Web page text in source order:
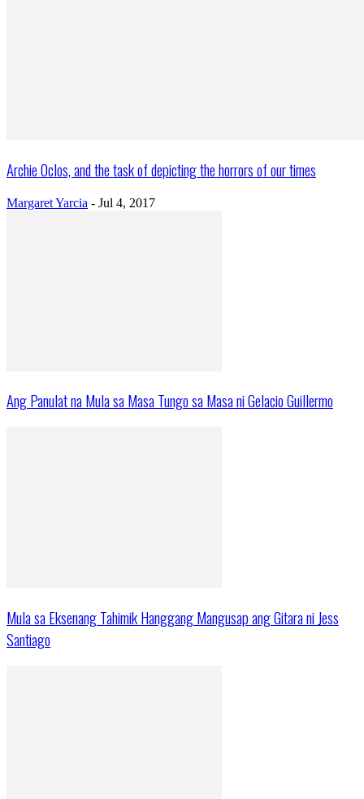
Archie Oclos, and the task of depicting the horrors of our times
Margaret Yarcia - Jul 4, 2017
Ang Panulat na Mula sa Masa Tungo sa Masa ni Gelacio Guillermo
Mula sa Eksenang Tahimik Hanggang Mangusap ang Gitara ni Jess
Santiago